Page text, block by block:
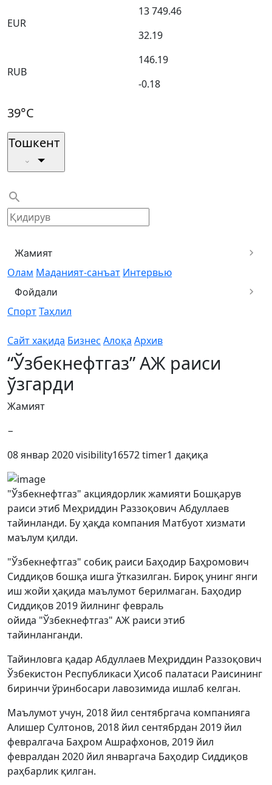
EUR
13 749.46
32.19
RUB
146.19
-0.18
39°C
Тошкент
Жамият
Олам Маданият-санъат Интервью
Фойдали
СпортТаҳлил
Сайт хақида Бизнес Алоқа Архив
“Ўзбекнефтгаз” АЖ раиси
ўзгарди
Жамият
−
08 январ 2020visibility16572timer1 дақиқа
"Ўзбекнефтгаз" акциядорлик жамияти Бошқарув
раиси этиб Меҳриддин Раззоқович Абдуллаев
тайинланди. Бу ҳақда компания Матбуот хизмати
маълум қилди.
"Ўзбекнефтгаз" собиқ раиси Баҳодир Баҳромович
Сиддиқов бошқа ишга ўтказилган. Бироқ унинг янги
иш жойи ҳақида маълумот берилмаган. Баҳодир
Сиддиқов 2019 йилнинг февраль
ойида "Ўзбекнефтгаз" АЖ раиси этиб
тайинланганди.
Тайинловга қадар Абдуллаев Меҳриддин Раззоқович
Ўзбекистон Республикаси Ҳисоб палатаси Раисининг
биринчи ўринбосари лавозимида ишлаб келган.
Маълумот учун, 2018 йил сентябргача компанияга
Алишер Султонов, 2018 йил сентябрдан 2019 йил
февралгача Баҳром Ашрафхонов, 2019 йил
февралдан 2020 йил январгача Баҳодир Сиддиқов
раҳбарлик қилган.